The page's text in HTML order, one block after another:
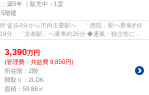
築5年 ｜販売中： 1室
階建
徒歩4分から市内主要駅へ 「西院」駅へ乗車約9
分、「京都駅」へ乗車約26分 ◆通風・独立性に優
3,390万円
(管理費・共益費 9,850円)
所在階：2階
間取り：2LDK
面積：59.86㎡